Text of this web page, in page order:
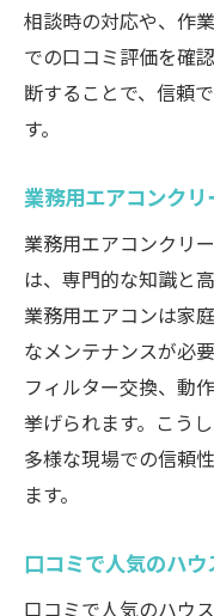
エアコン掃除
グ技術
エアコンク
グ術
業務用エア
まるごとプ
ハウスクリ
利用者口
コストパフォ
は
料金相場と
サニクリー
相談時の対応や、作
での口コミ評価を確
断することで、信頼
す。
業務用エアコンク
業務用エアコンクリ
は、専門的な知識と
業務用エアコンは家
なメンテナンスが必
フィルター交換、動
挙げられます。こう
多様な現場での信頼
ます。
口コミで人気のハ
口コミで人気のハウ